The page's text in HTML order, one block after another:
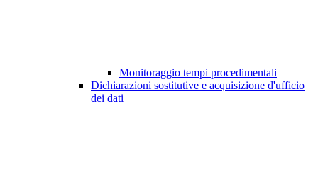
Monitoraggio tempi procedimentali
Dichiarazioni sostitutive e acquisizione d'ufficio
dei dati